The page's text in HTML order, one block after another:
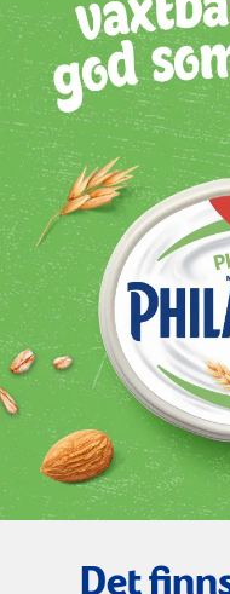
Det